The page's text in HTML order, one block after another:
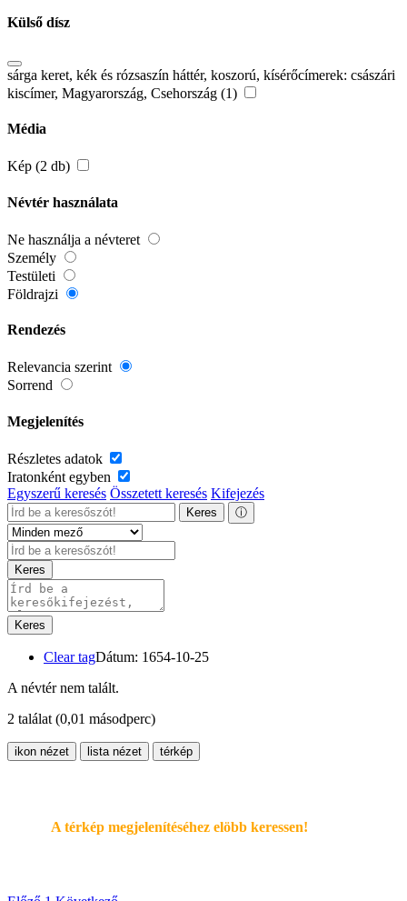
Külső dísz
sárga keret, kék és rózsaszín háttér, koszorú, kísérőcímerek: császári
kiscímer, Magyarország, Csehország (1)
Média
Kép (2 db)
Névtér használata
Ne használja a névteret
Személy
Testületi
Földrajzi
Rendezés
Relevancia szerint
Sorrend
Megjelenítés
Részletes adatok
Iratonként egyben
Egyszerű keresés Összetett keresés Kifejezés
Keres ⓘ
Keres
Keres
Clear tagDátum: 1654-10-25
A névtér nem talált.
2 találat (0,01 másodperc)
ikon nézet lista nézet térkép
A térkép megjelenítéséhez elöbb keressen!